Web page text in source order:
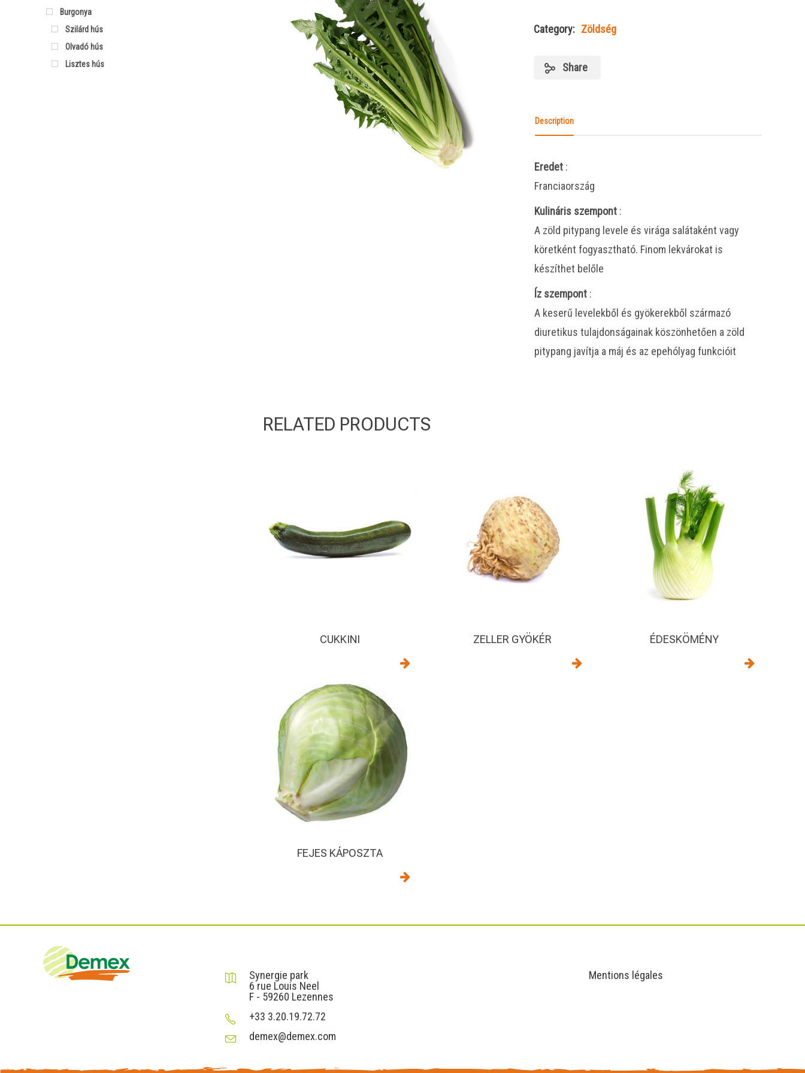
Category: Zöldség
Share
Description
Eredet:
Franciaország
Kulináris szempont :
A zöld pitypang levele és virága salátaként vagy
köretként fogyasztható. Finom lekvárokat is
készíthet belőle
Íz szempont :
A keserű levelekből és gyökerekből származó
diuretikus tulajdonságainak köszönhetően a zöld
pitypang javítja a máj és az epehólyag funkcióit
RELATED PRODUCTS
CUKKINI ZELLER GYÖKÉR ÉDESKÖMÉNY
FEJES KÁPOSZTA
Burgonya
Szilárd hús
Olvadó hús
Lisztes hús
Synergie park
6 rue Louis Neel
F - 59260 Lezennes
+33 3.20.19.72.72
demex@demex.com
Mentions légales